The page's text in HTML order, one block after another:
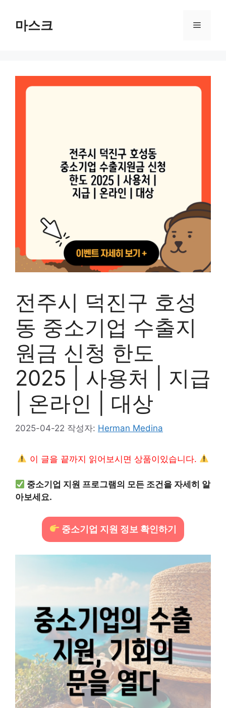
마스크 메
전주시 덕진구 호성
동 중소기업 수출지
원금 신청 한도
2025 | 사용처 | 지급
| 온라인 | 대상
2025-04-22 작성자: Herman Medina
이 글을 끝까지 읽어보시면 상품이있습니다.
중소기업 지원 프로그램의 모든 조건을 자세히 알
아보세요.
중소기업 지원 정보 확인하기